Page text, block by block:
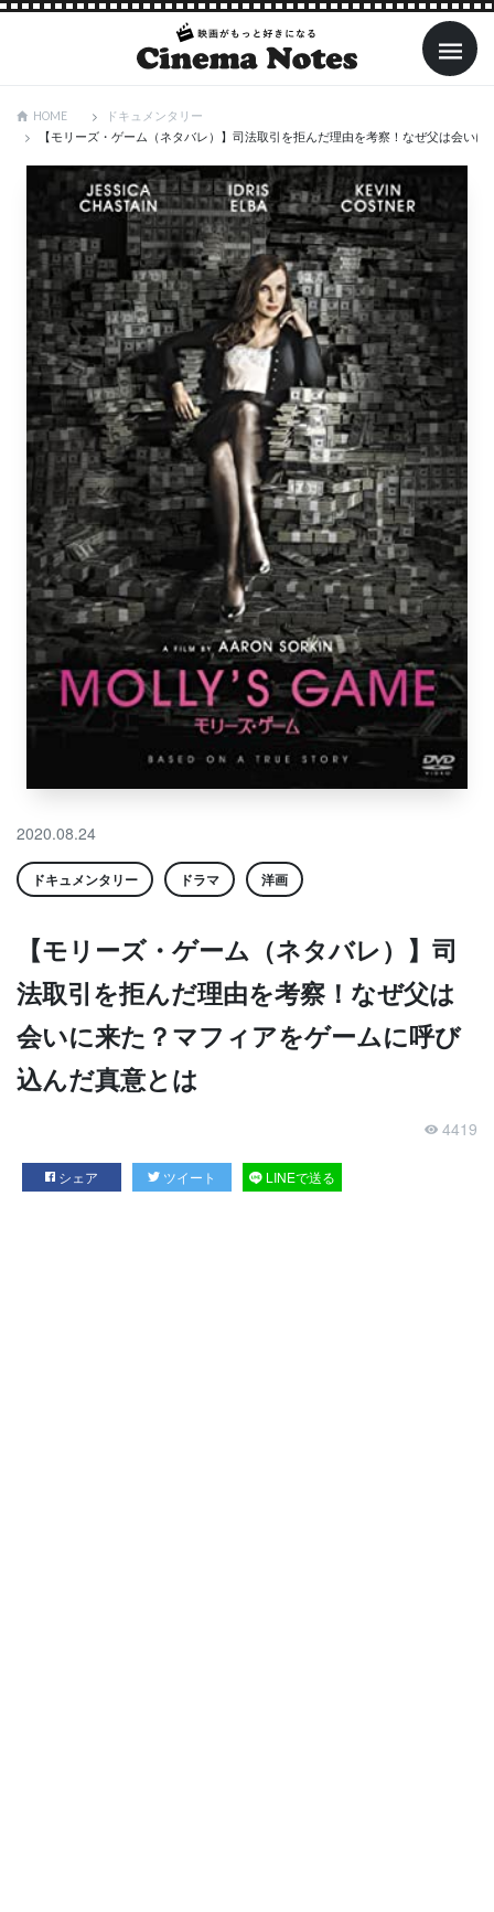
HOME
ドキュメンタリー
【モリーズ・ゲーム（ネタバレ）】司法取引を拒んだ理由を考察！なぜ父は会い
2020.08.24
ドキュメンタリー ドラマ 洋画
【モリーズ・ゲーム（ネタバレ）】司
法取引を拒んだ理由を考察！なぜ父は
会いに来た？マフィアをゲームに呼び
込んだ真意とは
4419
シェア ツイート LINEで送る